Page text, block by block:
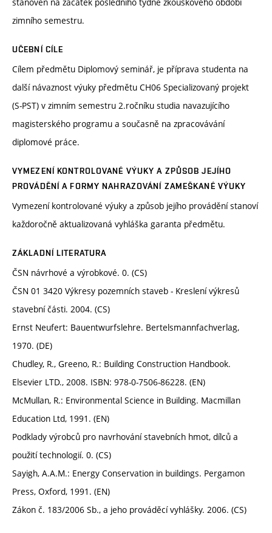
zimního semestru.
UČEBNÍ CÍLE
Cílem předmětu Diplomový seminář, je příprava studenta na
další návaznost výuky předmětu CH06 Specializovaný projekt
(S-PST) v zimním semestru 2.ročníku studia navazujícího
magisterského programu a současně na zpracovávání
diplomové práce.
VYMEZENÍ KONTROLOVANÉ VÝUKY A ZPŮSOB JEJÍHO
PROVÁDĚNÍ A FORMY NAHRAZOVÁNÍ ZAMEŠKANÉ VÝUKY
Vymezení kontrolované výuky a způsob jejího provádění stanoví
každoročně aktualizovaná vyhláška garanta předmětu.
ZÁKLADNÍ LITERATURA
ČSN návrhové a výrobkové. 0. (CS)
ČSN 01 3420 Výkresy pozemních staveb - Kreslení výkresů
stavební části. 2004. (CS)
Ernst Neufert: Bauentwurfslehre. Bertelsmannfachverlag,
1970. (DE)
Chudley, R., Greeno, R.: Building Construction Handbook.
Elsevier LTD., 2008. ISBN: 978-0-7506-86228. (EN)
McMullan, R.: Environmental Science in Building. Macmillan
Education Ltd, 1991. (EN)
Podklady výrobců pro navrhování stavebních hmot, dílců a
použití technologií. 0. (CS)
Sayigh, A.A.M.: Energy Conservation in buildings. Pergamon
Press, Oxford, 1991. (EN)
Zákon č. 183/2006 Sb., a jeho prováděcí vyhlášky. 2006. (CS)